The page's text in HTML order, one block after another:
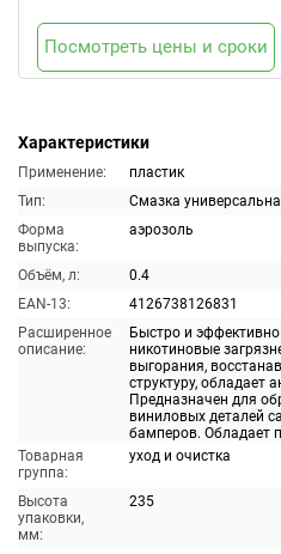
Характеристики
Применение:
пластик
Тип:
Смазка
Форма
выпуска:
аэрозоль
Объём, л:
0.4
EAN-13:
4126738126831
Расширенное
описание:
Быстро и
никотиновые
выгорания,
структуру, обладает
Предназначен для
виниловых деталей
бамперов. Обладает
Товарная
группа:
уход и очистка
Высота
упаковки,
мм:
235
Посмотреть цены и сроки